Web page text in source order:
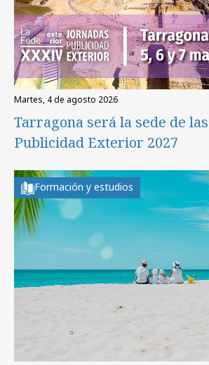
martes, 4 de agosto 2026
Tarragona será la sede de
Publicidad Exterior 2027
Formación y estudios